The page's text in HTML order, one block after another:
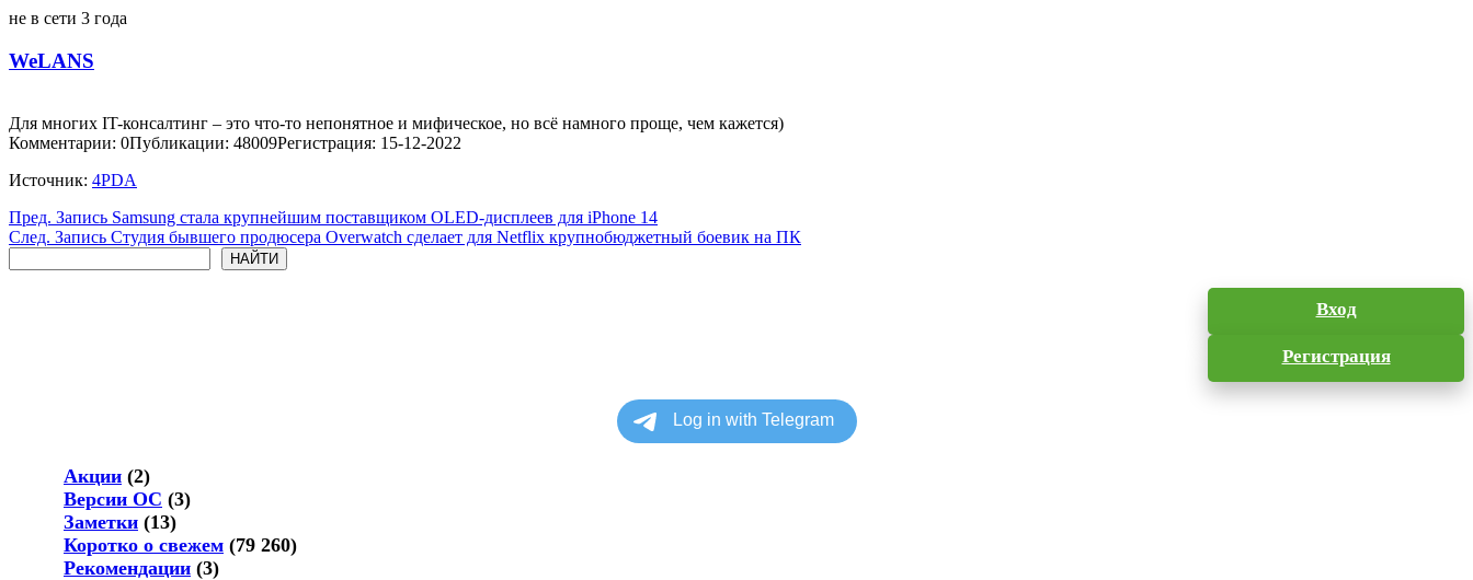
не в сети 3 года
WeLANS
Для многих IT-консалтинг – это что-то непонятное и мифическое, но всё намного проще, чем кажется)
Комментарии: 0Публикации: 48009Регистрация: 15-12-2022
Источник: 4PDA
Пред. Запись Samsung стала крупнейшим поставщиком OLED-дисплеев для iPhone 14
След. Запись Студия бывшего продюсера Overwatch сделает для Netflix крупнобюджетный боевик на ПК
НАЙТИ
Вход
Регистрация
Акции (2)
Версии ОС (3)
Заметки (13)
Коротко о свежем (79 260)
Рекомендации (3)